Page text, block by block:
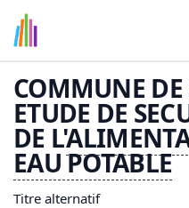
COMMUNE DE
ETUDE DE
DE L'
EAUPOTABLE
Titre alternatif